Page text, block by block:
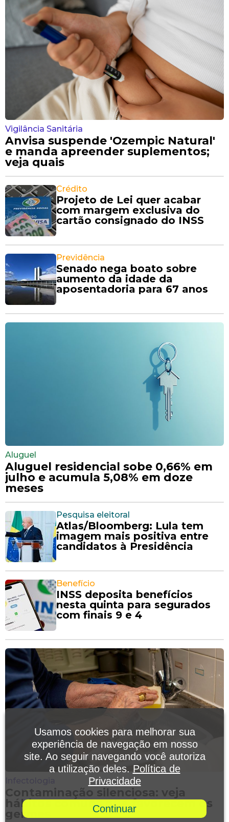
Vigilância Sanitária
Anvisa suspende 'Ozempic Natural'
e manda apreender suplementos;
veja quais
Crédito
Projeto de Lei quer acabar
com margem exclusiva do
cartão consignado do INSS
Previdência
Senado nega boato sobre
aumento da idade da
aposentadoria para 67 anos
Aluguel
Aluguel residencial sobe 0,66% em
julho e acumula 5,08% em doze
meses
Pesquisa eleitoral
Atlas/Bloomberg: Lula tem
imagem mais positiva entre
candidatos à Presidência
Benefício
INSS deposita benefícios
nesta quinta para segurados
com finais 9 e 4
Contaminação silenciosa: veja
hábitos comuns que favorecem os
germes
Usamos cookies para melhorar sua
experiência de navegação em nosso
site. Ao seguir navegando você autoriza
a utilização deles. Política de
Privacidade
Continuar